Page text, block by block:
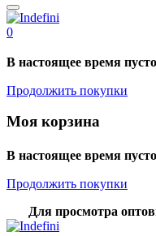
0
В настоящее время
Продолжить покупки
Моя корзина
В настоящее время
Продолжить покупки
Для просмотра